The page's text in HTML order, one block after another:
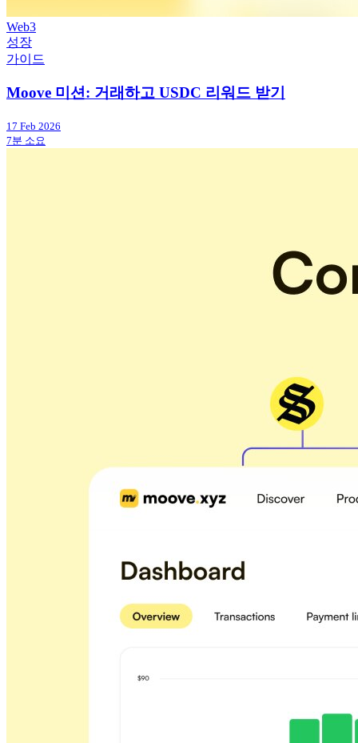
Web3
성장
가이드
Moove 미션: 거래하고 USDC 리워드 받기
17 Feb 2026
7분 소요